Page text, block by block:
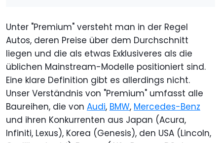
Unter "Premium" versteht man in der Regel
Autos, deren Preise über dem Durchschnitt
liegen und die als etwas Exklusiveres als die
üblichen Mainstream-Modelle positioniert sind.
Eine klare Definition gibt es allerdings nicht.
Unser Verständnis von "Premium" umfasst alle
Baureihen, die von Audi, BMW, Mercedes-Benz
und ihren Konkurrenten aus Japan (Acura,
Infiniti, Lexus), Korea (Genesis), den USA (Lincoln,